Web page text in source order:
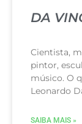
DA
Cientista,
pintor,
músico. O
Leonardo
SAIBA MAIS »